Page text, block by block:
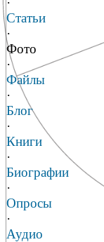
Статьи
·
Фото
·
Файлы
·
Блог
·
Книги
·
Биографии
·
Опросы
·
Аудио